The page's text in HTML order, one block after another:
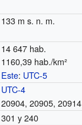
133 m s. n. m.
14 647 hab.
1160,39 hab./km²
Este: UTC-5
UTC-4
20904, 20905, 20914
301 y 240